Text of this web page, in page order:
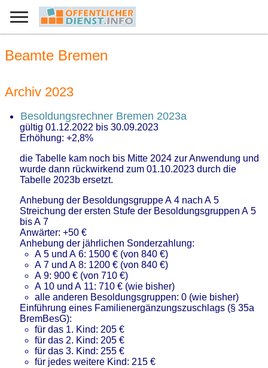
Beamte Bremen
Archiv 2023
Besoldungsrechner Bremen 2023a
gültig 01.12.2022 bis 30.09.2023
Erhöhung: +2,8%
die Tabelle kam noch bis Mitte 2024 zur Anwendung und
wurde dann rückwirkend zum 01.10.2023 durch die
Tabelle 2023b ersetzt.
Anhebung der Besoldungsgruppe A 4 nach A 5
Streichung der ersten Stufe der Besoldungsgruppen A 5
bis A 7
Anwärter: +50 €
Anhebung der jährlichen Sonderzahlung:
A 5 und A 6: 1500 € (von 840 €)
A 7 und A 8: 1200 € (von 840 €)
A 9: 900 € (von 710 €)
A 10 und A 11: 710 € (wie bisher)
alle anderen Besoldungsgruppen: 0 (wie bisher)
Einführung eines Familienergänzungszuschlags (§ 35a
BremBesG):
für das 1. Kind: 205 €
für das 2. Kind: 205 €
für das 3. Kind: 255 €
für jedes weitere Kind: 215 €